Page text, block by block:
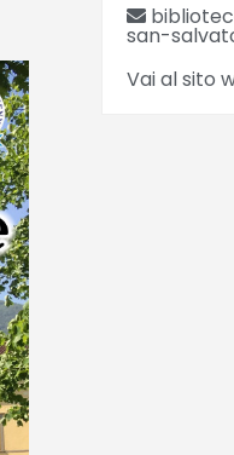
san-
Vai al sito